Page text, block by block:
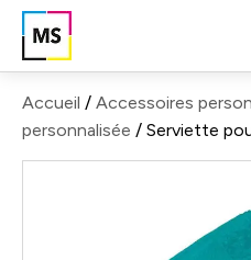
Accueil / Accessoires
personnalisée / Serviette